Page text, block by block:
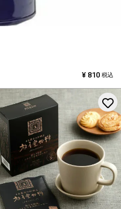
¥ 810 税込
お気に入りに登録する